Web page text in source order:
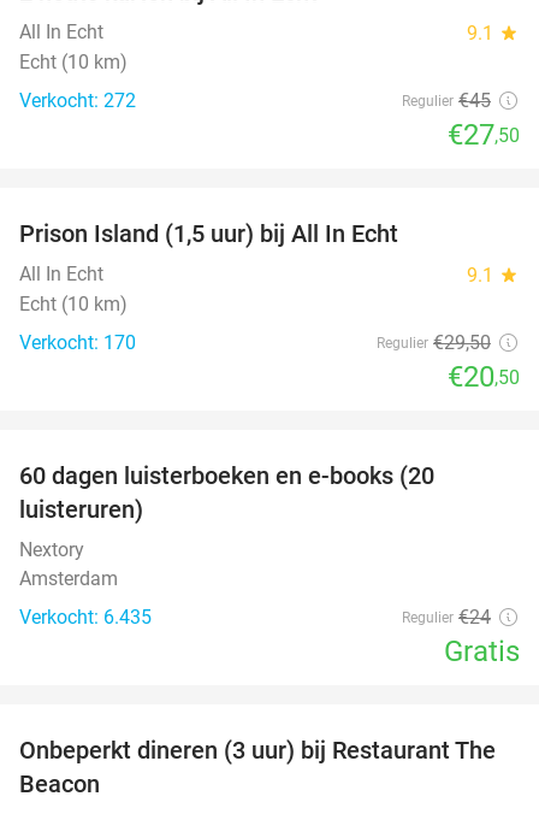
All In Echt 9.1 star
Echt (10 km)
Verkocht: 272
Regulier €45
€27,50
Prison Island (1,5 uur) bij All In Echt
All In Echt 9.1 star
Echt (10 km)
Verkocht: 170
Regulier €29,50
€20,50
60 dagen luisterboeken en e-books (20
luisteruren)
Nextory
Amsterdam
Verkocht: 6.435
Regulier €24
Gratis
21%
Onbeperkt dineren (3 uur) bij Restaurant The
Beacon